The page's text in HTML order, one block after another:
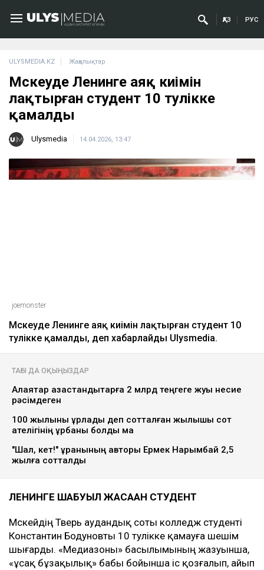
ҚАЗ РУС
ULYSMEDIA.KZ Жаңалықтар
Мәскеуде Ленинге аяқ киімін
лақтырған студент 10 тәулікке
қамалды
Ulysmedia 14.04.2026, 13:47
joemonster
Мәскеуде Ленинге аяқ киімін лақтырған студент 10
тәулікке қамалды, деп хабарлайды Ulysmediа.
ТАҒЫ ДА ОҚЫҢЫЗДАР
Алаяқтар қазақстандықтарға 2 млрд теңгеге жуық несие
рәсімдеген
100 жылқыны ұрлады деп сотталған жылқышы сот
қателігінің құрбаны болды ма
"Шал, кет!" ұранының авторы Ермек Нарымбай 2,5
жылға сотталды
ЛЕНИНГЕ ШАБУЫЛ ЖАСАҒАН СТУДЕНТ
Мәскейдің Тверь аудандық соты колледж студенті
Константин Бодуновты 10 тәулікке қамауға шешім
шығарды. «Медиазоны» басылымының жазуынша,
«ұсақ бұзақылық» бабы бойынша іс қозғалып, айып